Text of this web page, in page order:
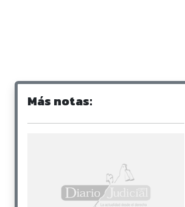
Más notas: